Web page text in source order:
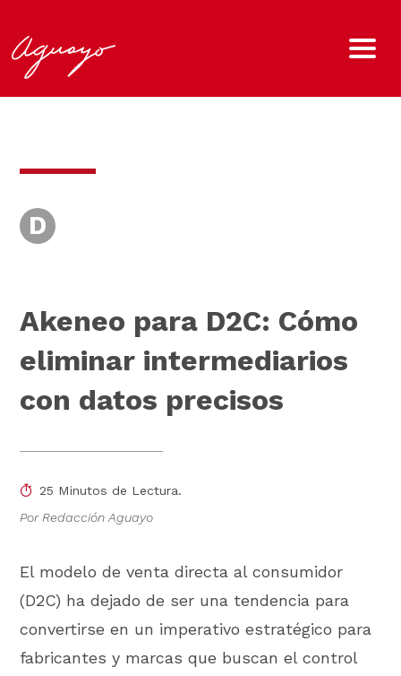
D
Akeneo para D2C: Cómo
eliminar intermediarios
con datos precisos
25 Minutos de Lectura.
Por Redacción Aguayo
El modelo de venta directa al consumidor
(D2C) ha dejado de ser una tendencia para
convertirse en un imperativo estratégico para
fabricantes y marcas que buscan el control